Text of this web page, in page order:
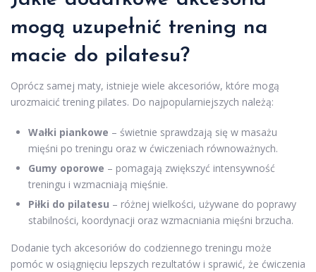
mogą uzupełnić trening na
macie do pilatesu?
Oprócz samej maty, istnieje wiele akcesoriów, które mogą
urozmaicić trening pilates. Do najpopularniejszych należą:
Wałki piankowe – świetnie sprawdzają się w masażu
mięśni po treningu oraz w ćwiczeniach równoważnych.
Gumy oporowe – pomagają zwiększyć intensywność
treningu i wzmacniają mięśnie.
Piłki do pilatesu – różnej wielkości, używane do poprawy
stabilności, koordynacji oraz wzmacniania mięśni brzucha.
Dodanie tych akcesoriów do codziennego treningu może
pomóc w osiągnięciu lepszych rezultatów i sprawić, że ćwiczenia